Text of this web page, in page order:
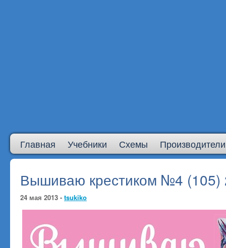
Главная Учебники Схемы Производители
Вышиваю крестиком №4 (105)
24 мая 2013 - tsukiko